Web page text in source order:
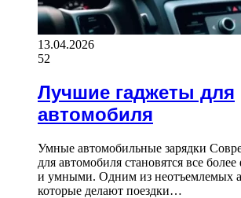
13.04.2026
52
Лучшие гаджеты для
автомобиля
Умные автомобильные зарядки
для автомобиля становятся все
и умными. Одним из неотъемлемых
которые делают поездки…